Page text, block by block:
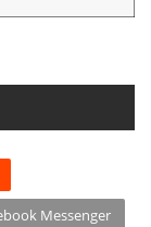
Messenger